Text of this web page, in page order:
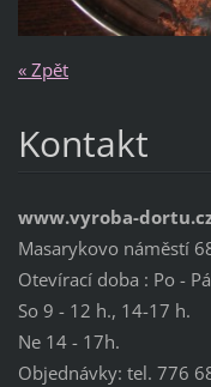
« Zpět
Kontakt
www.vyroba-
Masarykovo náměstí
Otevírací doba : Po -
So 9 - 12 h., 14-17 h.
Ne 14 - 17h.
Objednávky: tel. 776